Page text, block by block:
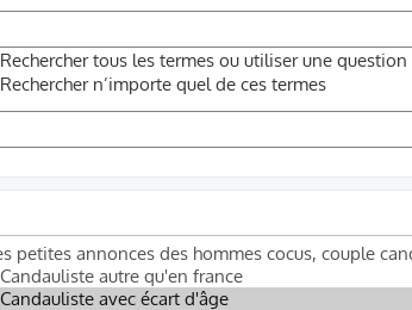
Rechercher tous les termes ou utiliser une
Rechercher n’importe quel de ces termes